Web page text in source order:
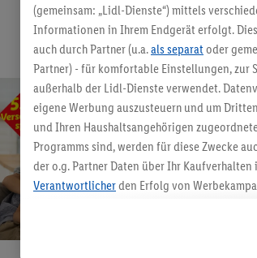
(gemeinsam: „Lidl-Dienste“) mittels
Informationen in Ihrem Endgerät erfolgt.
auch durch Partner (u.a.als separat oder
Partner) - für komfortable Einstellungen,
außerhalb der Lidl-Dienste verwendet.
eigene Werbung auszusteuern und um
und Ihren Haushaltsangehörigen
Programms sind, werden für diese Zwecke
der o.g. Partner Daten über Ihr
Verantwortlicherden Erfolg von
angereicherten Profilen. Dies umfasst die
Kaufverhalten in den Lidl-Diensten,